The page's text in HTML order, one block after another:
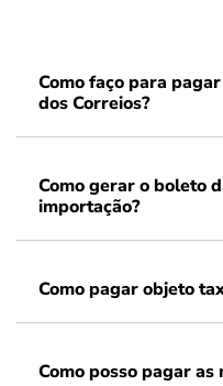
Como faço para
dos Correios?
Como gerar o boleto
importação?
Como pagar objeto
Como posso pagar